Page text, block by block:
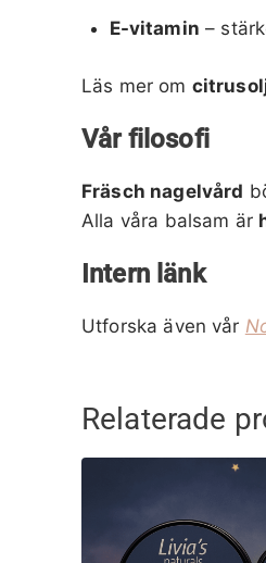
E-vitamin –
Läs mer om
Vår filosofi
Fräsch nagelvård
Alla våra balsam är
Intern länk
Utforska även vår
Relaterade